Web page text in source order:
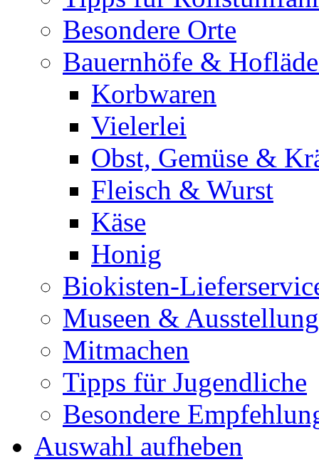
Besondere Orte
Bauernhöfe &
Korbwaren
Vielerlei
Obst, Gemüse &
Fleisch & Wurst
Käse
Honig
Biokisten-
Museen &
Mitmachen
Tipps für Jugendliche
Besondere
Auswahl aufheben